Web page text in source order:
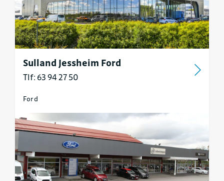
Sulland Jessheim Ford
Tlf: 63 94 27 50
Ford